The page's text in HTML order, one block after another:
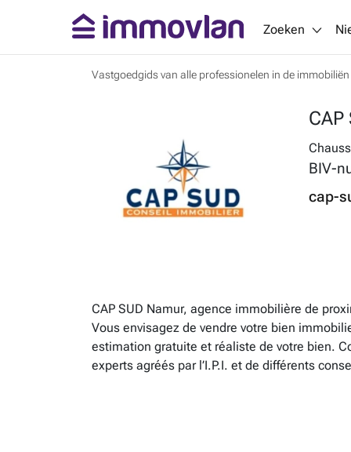
Zoeken
Vastgoedgids van alle professionelen in de immobiliën
CAP
BIV-
cap-
CAP SUD Namur, agence immobilière de
Vous envisagez de vendre votre bien
estimation gratuite et réaliste de votre bien.
experts agréés par l’I.P.I. et de différents